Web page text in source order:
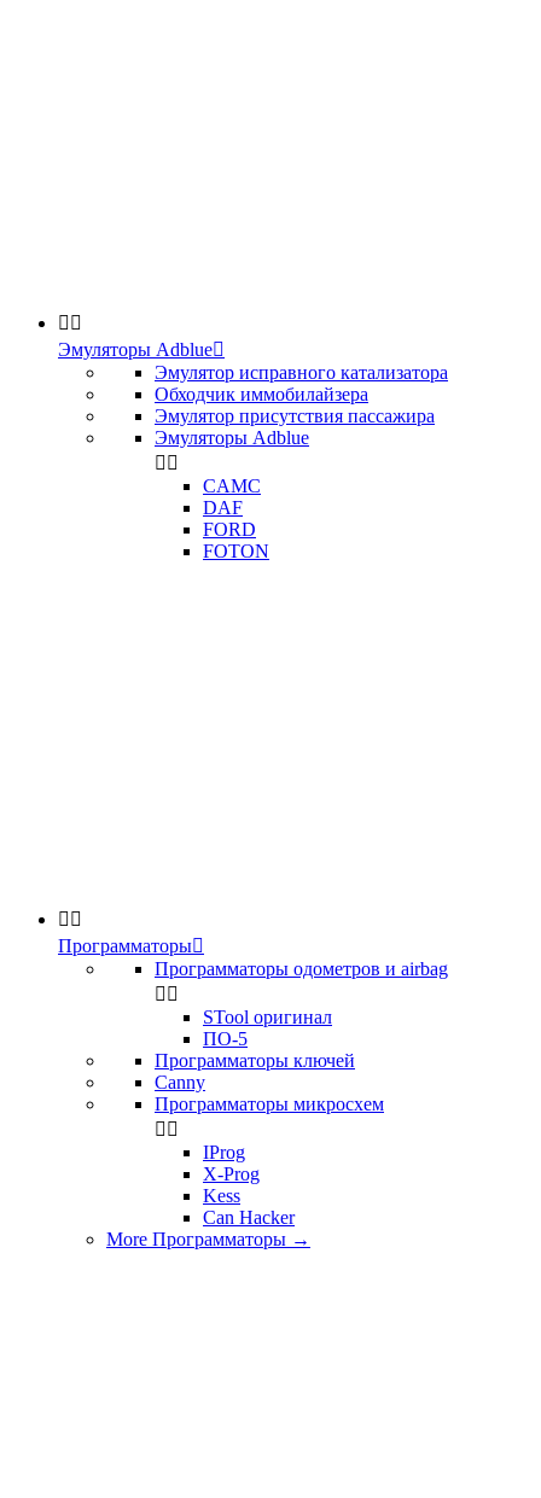
 
Эмуляторы Adblue
Эмулятор исправного катализатора
Обходчик иммобилайзера
Эмулятор присутствия пассажира
Эмуляторы Adblue
 
CAMC
DAF
FORD
FOTON
 
Программаторы
Программаторы одометров и airbag
 
STool оригинал
ПО-5
Программаторы ключей
Canny
Программаторы микросхем
 
IProg
X-Prog
Kess
Can Hacker
More Программаторы →